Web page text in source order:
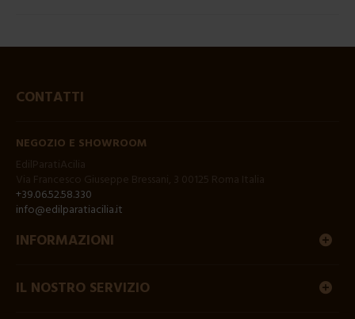
CONTATTI
NEGOZIO E SHOWROOM
+39.06.52.58.330
info@edilparatiacilia.it
INFORMAZIONI
IL NOSTRO SERVIZIO